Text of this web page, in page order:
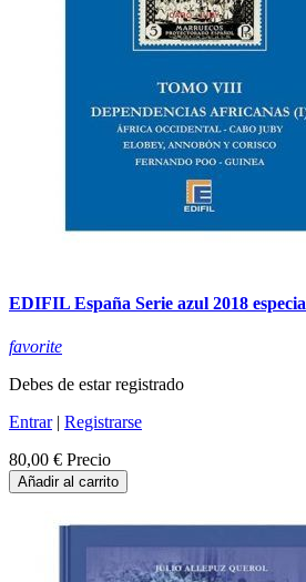
EDIFIL España Serie azul 2018
favorite
Debes de estar registrado
Entrar| Registrarse
80,00 € Precio
Añadir al carrito